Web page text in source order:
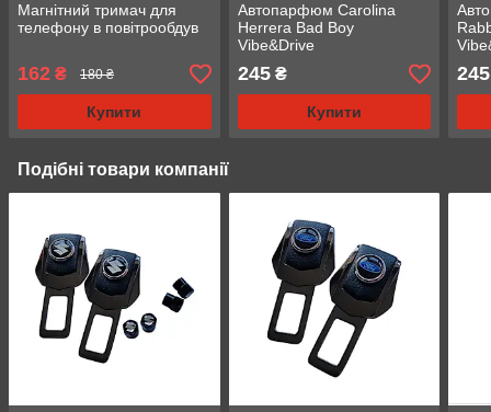
Магнітний тримач для
телефону в повітрообдув
162 ₴ 180 ₴
Купити
Автопарфюм Carolina
Herrera Bad Boy
Vibe&Drive
245₴
Купити
245
Подібні товари компанії